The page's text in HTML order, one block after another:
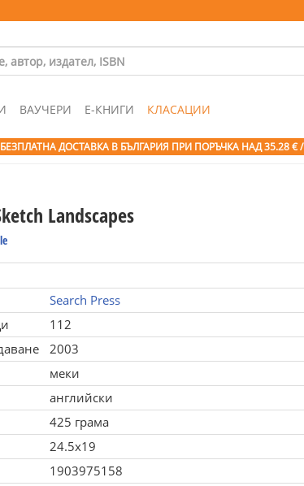
ВАУЧЕРИ Е-КНИГИ КЛАСАЦИИ
БЕЗПЛАТНА ДОСТАВКА В БЪЛГАРИЯ ПРИ ПОРЪЧКА НАД 35.28 €
Landscapes
Search Press
112
2003
меки
английски
425 грама
24.5x19
1903975158